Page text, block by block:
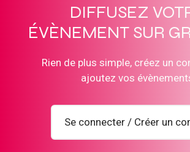
DIFFUSEZ
ÉVÈNEMENT SUR
Rien de plus simple, créez un
ajoutez vos
Se connecter / Créer un